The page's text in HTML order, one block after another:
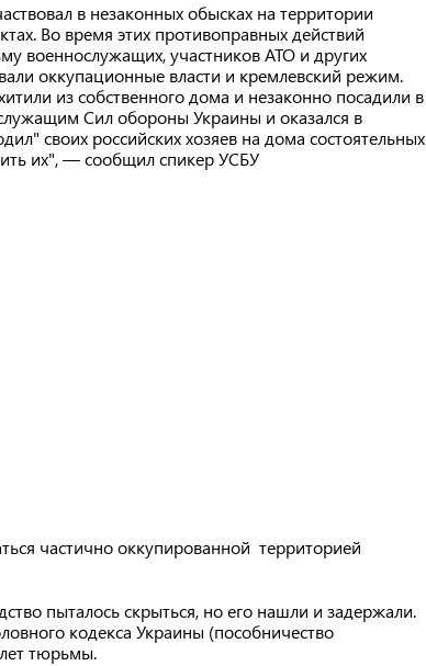
в незаконных обысках на территории
Во время этих противоправных действий
военнослужащих, участников АТО и других
оккупационные власти и кремлевский режим.
из собственного дома и незаконно посадили в
Сил обороны Украины и оказался в
своих российских хозяев на дома состоятельных
их", — сообщил спикер УСБУ
частично оккупированной территорией
пыталось скрыться, но его нашли и задержали.
кодекса Украины (пособничество
тюрьмы.